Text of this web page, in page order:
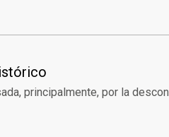
principalmente, por la